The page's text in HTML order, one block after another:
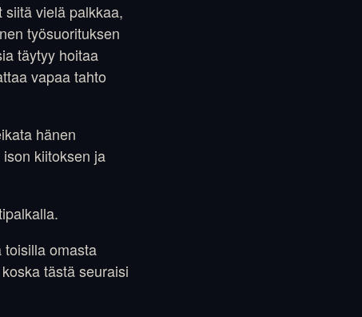
vielä palkkaa,
työsuorituksen
täytyy hoitaa
vapaa tahto
hänen
kiitoksen ja
omasta
tästä seuraisi